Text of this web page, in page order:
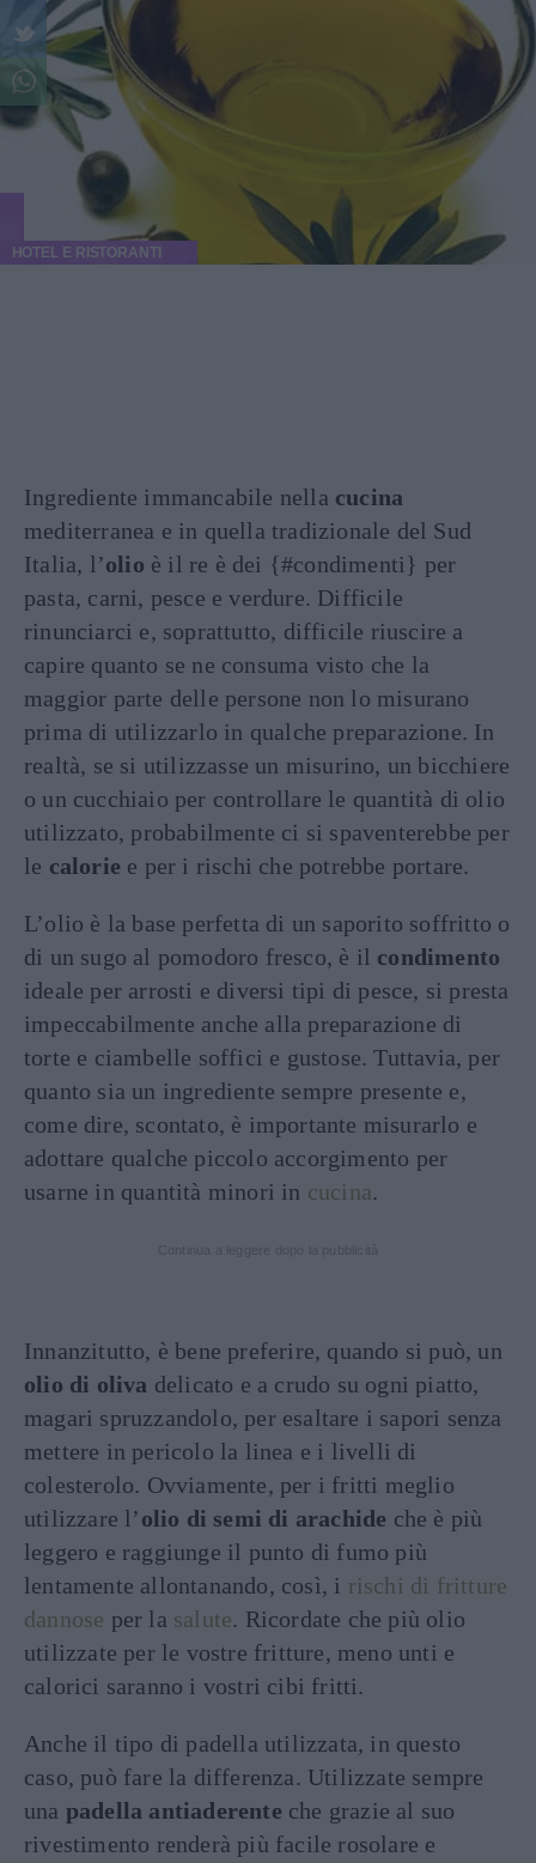
HOTEL E RISTORANTI
Ingrediente immancabile nella cucina
mediterranea e in quella tradizionale del Sud
Italia, l’olio è il re è dei {#condimenti} per
pasta, carni, pesce e verdure. Difficile
rinunciarci e, soprattutto, difficile riuscire a
capire quanto se ne consuma visto che la
maggior parte delle persone non lo misurano
prima di utilizzarlo in qualche preparazione. In
realtà, se si utilizzasse un misurino, un bicchiere
o un cucchiaio per controllare le quantità di olio
utilizzato, probabilmente ci si spaventerebbe per
le calorie e per i rischi che potrebbe portare.
L’olio è la base perfetta di un saporito soffritto o
di un sugo al pomodoro fresco, è il condimento
ideale per arrosti e diversi tipi di pesce, si presta
impeccabilmente anche alla preparazione di
torte e ciambelle soffici e gustose. Tuttavia, per
quanto sia un ingrediente sempre presente e,
come dire, scontato, è importante misurarlo e
adottare qualche piccolo accorgimento per
usarne in quantità minori in cucina.
Innanzitutto, è bene preferire, quando si può, un
olio di oliva delicato e a crudo su ogni piatto,
magari spruzzandolo, per esaltare i sapori senza
mettere in pericolo la linea e i livelli di
colesterolo. Ovviamente, per i fritti meglio
utilizzare l’olio di semi di arachide che è più
leggero e raggiunge il punto di fumo più
lentamente allontanando, così, i rischi di fritture
dannose per la salute. Ricordate che più olio
utilizzate per le vostre fritture, meno unti e
calorici saranno i vostri cibi fritti.
Anche il tipo di padella utilizzata, in questo
caso, può fare la differenza. Utilizzate sempre
una padella antiaderente che grazie al suo
rivestimento renderà più facile rosolare e